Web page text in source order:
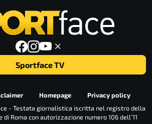
Sportface TV
Homepage
Privacy policy
- Testata giornalistica iscritta nel registro della
Roma con autorizzazione numero 106 dell’11